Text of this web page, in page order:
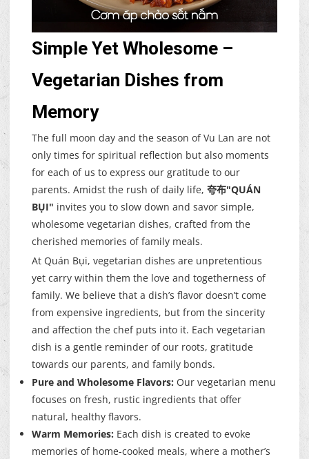
Simple Yet Wholesome –
Vegetarian Dishes from
Memory
The full moon day and the season of Vu Lan are not
only times for spiritual reflection but also moments
for each of us to express our gratitude to our
parents. Amidst the rush of daily life, 夸布"QUÁN
BỤI" invites you to slow down and savor simple,
wholesome vegetarian dishes, crafted from the
cherished memories of family meals.
At Quán Bụi, vegetarian dishes are unpretentious
yet carry within them the love and togetherness of
family. We believe that a dish’s flavor doesn’t come
from expensive ingredients, but from the sincerity
and affection the chef puts into it. Each vegetarian
dish is a gentle reminder of our roots, gratitude
towards our parents, and family bonds.
Pure and Wholesome Flavors: Our vegetarian menu
focuses on fresh, rustic ingredients that offer
natural, healthy flavors.
Warm Memories: Each dish is created to evoke
memories of home-cooked meals, where a mother’s